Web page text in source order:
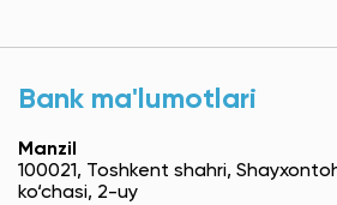
Bank ma'lumotlari
Manzil
100021, Toshkent shahri,
ko‘chasi, 2-uy